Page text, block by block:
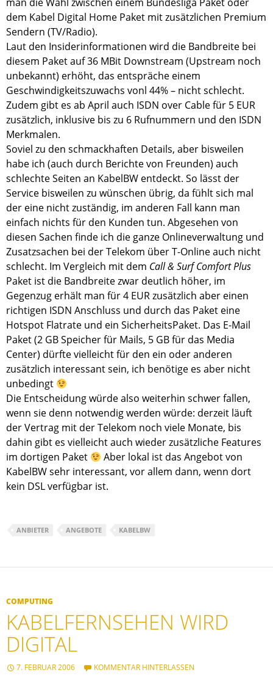
dem Kabel Digital Home Paket mit zusätzlichen Premium
Sendern (TV/Radio).
Laut den Insiderinformationen wird die Bandbreite bei
diesem Paket auf 36 MBit Downstream (Upstream noch
unbekannt) erhöht, das entspräche einem
Geschwindigkeitszuwachs vonl 44% – nicht schlecht.
Zudem gibt es ab April auch ISDN over Cable für 5 EUR
zusätzlich, inklusive bis zu 6 Rufnummern und den ISDN
Merkmalen.
Soviel zu den schmackhaften Details, aber bisweilen
habe ich (auch durch Berichte von Freunden) auch
schlechte Seiten an KabelBW entdeckt. So lässt der
Service bisweilen zu wünschen übrig, da fühlt sich mal
der eine nicht zuständig, im anderen Fall kann man
einfach nichts für den Kunden tun. Abgesehen von
diesen Sachen finde ich die ganze Onlineverwaltung und
Zusatzsachen bei der Telekom über T-Online auch nicht
schlecht. Im Vergleich mit dem Call & Surf Comfort Plus
Paket ist die Bandbreite zwar deutlich höher, im
Gegenzug erhält man für 4 EUR zusätzlich aber einen
richtigen ISDN Anschluss und durch das Paket eine
Hotspot Flatrate und ein SicherheitsPaket. Das E-Mail
Paket (2 GB Speicher für Mails, 5 GB für das Media
Center) dürfte vielleicht für den ein oder anderen
zusätzlich interessant sein, ich benötige es aber nicht
unbedingt
Die Entscheidung würde also weiterhin schwer fallen,
wenn sie denn notwendig werden würde: derzeit läuft
der Vertrag mit der Telekom noch viele Monate, bis
dahin gibt es vielleicht auch wieder zusätzliche Features
im dortigen Paket
Aber lokal ist das Angebot von
KabelBW sehr interessant, vor allem dann, wenn dort
kein DSL verfügbar ist.
ANBIETER ANGEBOTE KABELBW
COMPUTING
KABELFERNSEHEN WIRD
DIGITAL
7. FEBRUAR 2006 KOMMENTAR HINTERLASSEN